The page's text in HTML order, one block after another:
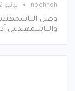
noohnoh يونيو 2, 2026
وصل
والباشمهندس